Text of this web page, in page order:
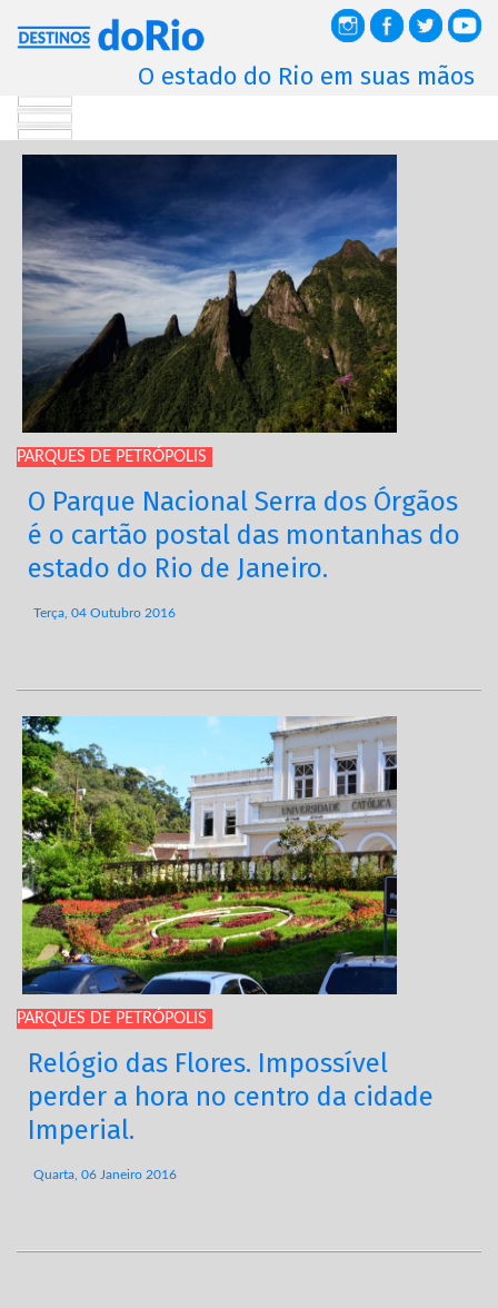
O estado do Rio em suas mãos
PARQUES DE PETRÓPOLIS
O Parque Nacional Serra dos Órgãos
é o cartão postal das montanhas do
estado do Rio de Janeiro.
Terça, 04 Outubro 2016
PARQUES DE PETRÓPOLIS
Relógio das Flores. Impossível
perder a hora no centro da cidade
Imperial.
Quarta, 06 Janeiro 2016